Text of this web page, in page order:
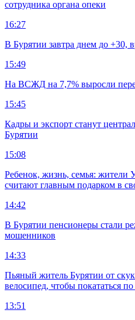
сотрудника органа опеки
16:27
В Бурятии завтра днем до +30,
15:49
На ВСЖД на 7,7% выросли
15:45
Кадры и экспорт станут
Бурятии
15:08
Ребенок, жизнь, семья: жители
считают главным подарком в
14:42
В Бурятии пенсионеры стали
мошенников
14:33
Пьяный житель Бурятии от
велосипед, чтобы покататься
13:51